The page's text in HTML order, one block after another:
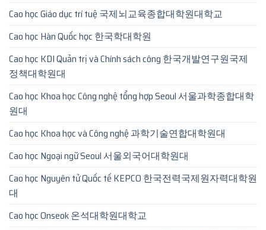
Cao học Giáo dục trí tuệ 국제뇌교육종합대학원대학교
Cao học Hàn Quốc học 한국학대학원
Cao học KDI Quản trị và Chính sách công 한국개발연구원국제
정책대학원대
Cao học Khoa học Công nghệ tổng hợp Seoul 서울과학종합대학
원대
Cao học Khoa học và Công nghệ 과학기술연합대학원대
Cao học Ngoại ngữ Seoul 서울외국어대학원대
Cao học Nguyên tử Quốc tế KEPCO 한국전력국제원자력대학원
대
Cao học Onseok 온석대학원대학교